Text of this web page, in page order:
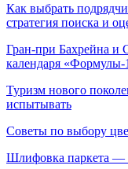
Как выбрать
стратегия поиска и
Гран-при Бахрейна и
календаря «Формулы-
Туризм нового
испытывать
Советы по выбору
Шлифовка паркета —